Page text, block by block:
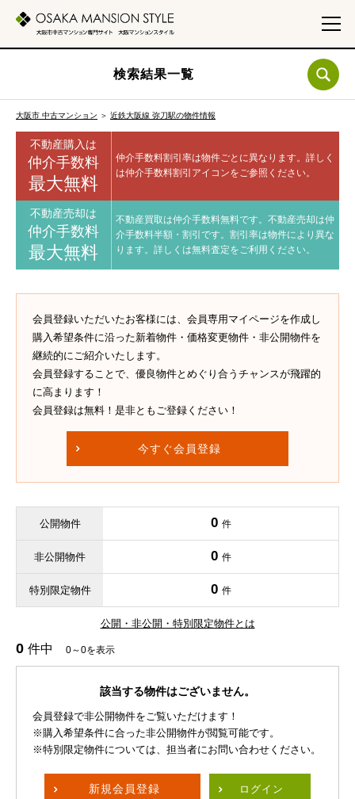
検索結果一覧
大阪市 中古マンション ＞ 近鉄大阪線 弥刀駅の物件情報
不動産購入は
仲介手数料
最大無料
仲介手数料割引率は物件ごとに異なります。 詳しく
は仲介手数料割引アイコンをご参照ください。
不動産売却は
仲介手数料
最大無料
不動産買取は仲介手数料無料です。 不動産売却は仲
介手数料半額・割引です。 割引率は物件により異な
ります。 詳しくは無料査定をご利用ください。
会員登録いただいたお客様には、会員専用マイページを作成し
購入希望条件に沿った新着物件・価格変更物件・非公開物件を
継続的にご紹介いたします。
会員登録することで、優良物件とめぐり合うチャンスが飛躍的
に高まります！
会員登録は無料！是非ともご登録ください！
今すぐ会員登録
公開物件 0 件
非公開物件 0 件
特別限定物件 0 件
公開・非公開・特別限定物件とは
0 件中 0～0を表示
該当する物件はございません。
会員登録で非公開物件をご覧いただけます！
※購入希望条件に合った非公開物件が閲覧可能です。
※特別限定物件については、担当者にお問い合わせください。
新規会員登録 ログイン